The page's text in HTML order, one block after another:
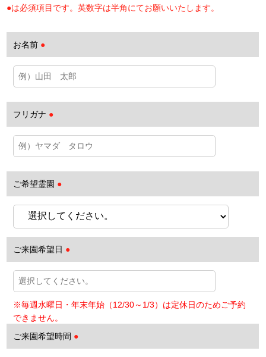
●は必須項目です。英数字は半角にてお願いいたします。
お名前 ●
フリガナ ●
ご希望霊園 ●
ご来園希望日 ●
ご来園希望時間 ●